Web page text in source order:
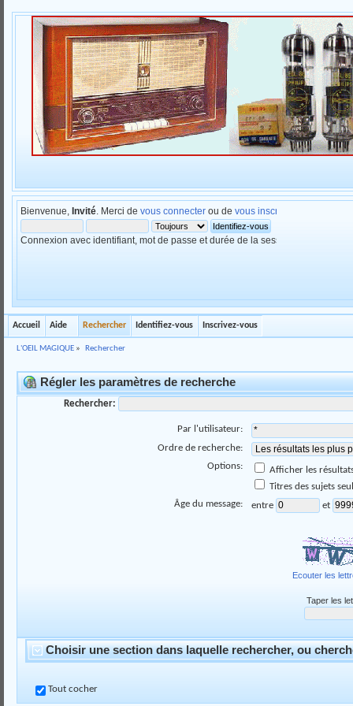
Bienvenue, Invité. Merci de vous connecterou de vous inscrire
Connexion avec identifiant, mot de passe et durée de la session
Accueil Aide Rechercher Identifiez-vous Inscrivez-vous
L'OEIL MAGIQUE » Rechercher
Régler les paramètres de recherche
Rechercher:
Par l'utilisateur:
Ordre de recherche:
Options:
Afficher les
Titres des sujets
Âge du message:
entre et
Ecouter les
Taper les
Choisir une section dans laquelle rechercher, ou
Tout cocher